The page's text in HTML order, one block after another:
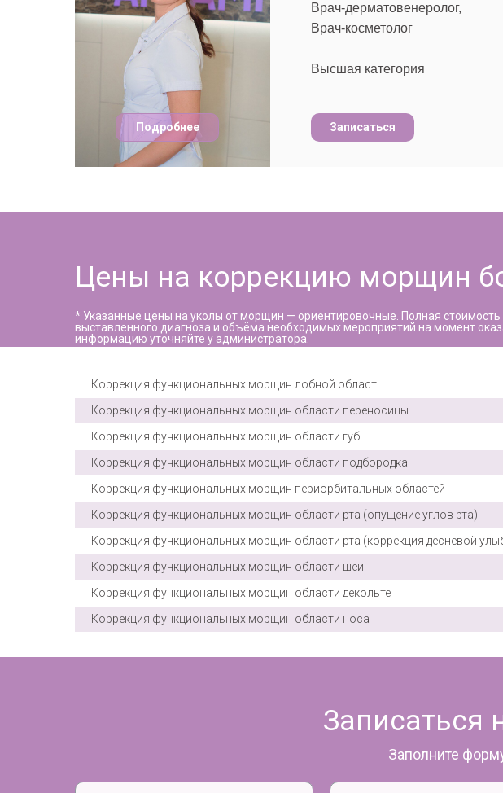
Врач-дерматовенеролог,
Врач-косметолог
Высшая категория
Записаться
Подробнее
Цены на коррекцию морщин
* Указанные цены на уколы от морщин — ориентировочные. Полная
выставленного диагноза и объёма необходимых мероприятий на момент
информацию уточняйте у администратора.
Коррекция функциональных морщин лобной област
Коррекция функциональных морщин области переносицы
Коррекция функциональных морщин области губ
Коррекция функциональных морщин области подбородка
Коррекция функциональных морщин периорбитальных областей
Коррекция функциональных морщин области рта (опущение углов рта)
Коррекция функциональных морщин области рта (коррекция десневой
Коррекция функциональных морщин области шеи
Коррекция функциональных морщин области декольте
Коррекция функциональных морщин области носа
Заполните
Записаться